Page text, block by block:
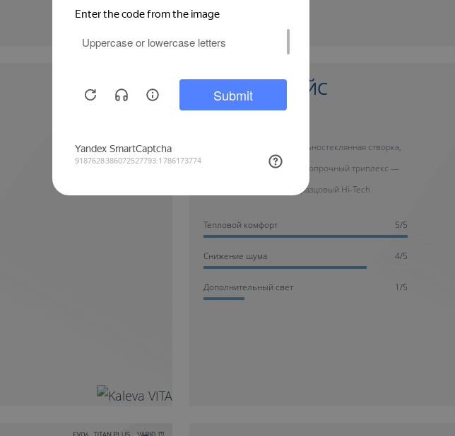
КАЛЕВА СПЕЙС
купить окно от 47 700 руб.
Цельностеклянная створка,
ударопрочный триплекс —
образцовый Hi-Tech
Тепловой комфорт 5/5
Cнижение шума 4/5
Дополнительный свет 1/5